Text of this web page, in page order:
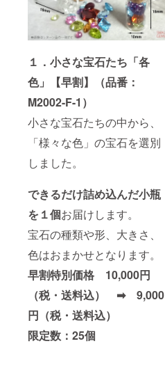
１．小さな宝石たち「各
色」【早割】（品番：
M2002-F-1）
小さな宝石たちの中から、
「様々な色」の宝石を選別
しました。
できるだけ詰め込んだ小瓶
を１個お届けします。
宝石の種類や形、大きさ、
色はおまかせとなります。
早割特別価格 10,000円
（税・送料込） ➡ 9,000
円（税・送料込）
限定数：25個